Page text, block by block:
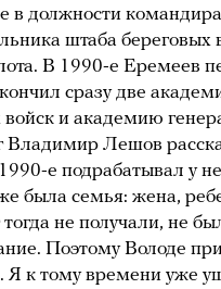
в должности
штаба береговых
В 1990-е Еремеев
сразу две
войск и академию
Владимир Лешов
е подрабатывал у
была семья: жена,
не получали, не
Поэтому Володе
Я к тому времени уже